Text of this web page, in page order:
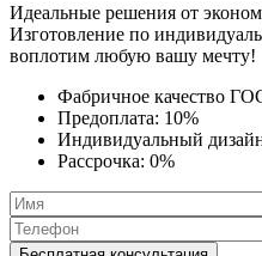
Идеальные решения от
Изготовление по
воплотим любую вашу мечту!
Фабричное качество
Предоплата: 10%
Индивидуальный
Рассрочка: 0%